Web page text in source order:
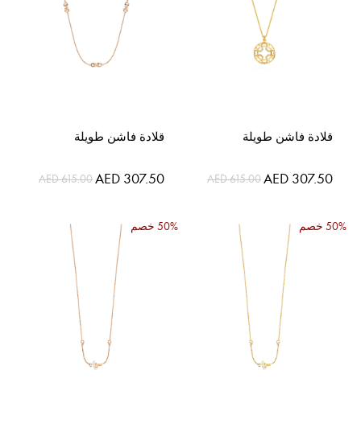
قلادة فاشن طويلة
السعر
AED 307.50
AED 615.00
قلادة فاشن طويلة
السعر
AED 307.50
AED 615.00
50% خصم 50% خصم